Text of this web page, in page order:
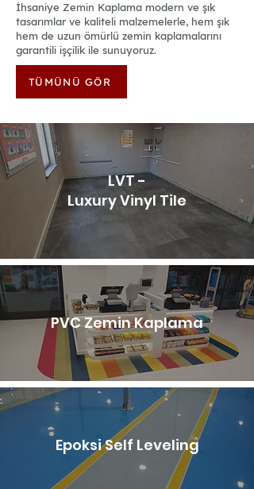
İhsaniye Zemin Kaplama modern ve şık
tasarımlar ve kaliteli malzemelerle, hem şık
hem de uzun ömürlü zemin kaplamalarını
garantili işçilik ile sunuyoruz.
TÜMÜNÜ GÖR
LVT -
Luxury Vinyl Tile
PVC Zemin Kaplama
Epoksi Self Leveling